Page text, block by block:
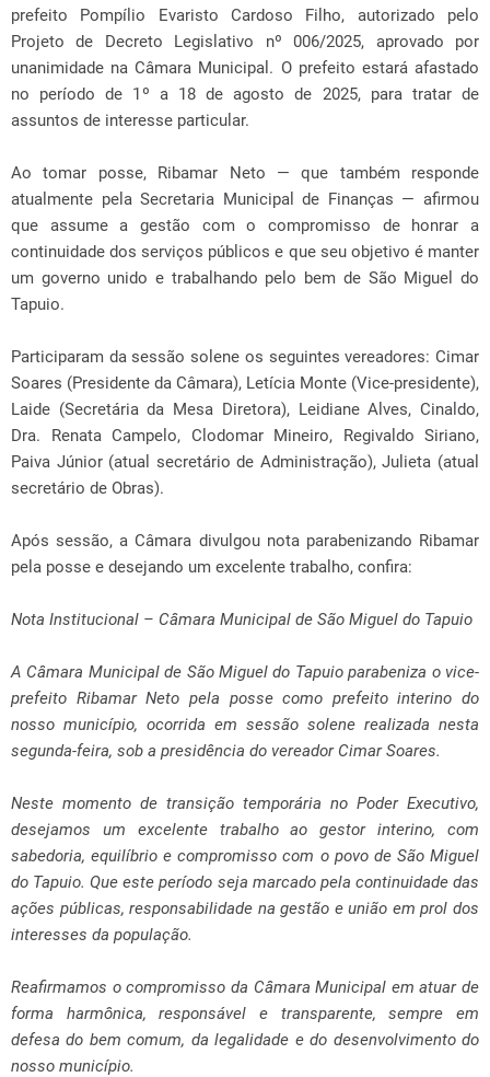
prefeito Pompílio Evaristo Cardoso Filho, autorizado pelo
Projeto de Decreto Legislativo nº 006/2025, aprovado por
unanimidade na Câmara Municipal. O prefeito estará afastado
no período de 1º a 18 de agosto de 2025, para tratar de
assuntos de interesse particular.
Ao tomar posse, Ribamar Neto — que também responde
atualmente pela Secretaria Municipal de Finanças — afirmou
que assume a gestão com o compromisso de honrar a
continuidade dos serviços públicos e que seu objetivo é manter
um governo unido e trabalhando pelo bem de São Miguel do
Tapuio.
Participaram da sessão solene os seguintes vereadores: Cimar
Soares (Presidente da Câmara), Letícia Monte (Vice-presidente),
Laide (Secretária da Mesa Diretora), Leidiane Alves, Cinaldo,
Dra. Renata Campelo, Clodomar Mineiro, Regivaldo Siriano,
Paiva Júnior (atual secretário de Administração), Julieta (atual
secretário de Obras).
Após sessão, a Câmara divulgou nota parabenizando Ribamar
pela posse e desejando um excelente trabalho, confira:
Nota Institucional – Câmara Municipal de São Miguel do Tapuio
A Câmara Municipal de São Miguel do Tapuio parabeniza o vice-
prefeito Ribamar Neto pela posse como prefeito interino do
nosso município, ocorrida em sessão solene realizada nesta
segunda-feira, sob a presidência do vereador Cimar Soares.
Neste momento de transição temporária no Poder Executivo,
desejamos um excelente trabalho ao gestor interino, com
sabedoria, equilíbrio e compromisso com o povo de São Miguel
do Tapuio. Que este período seja marcado pela continuidade das
ações públicas, responsabilidade na gestão e união em prol dos
interesses da população.
Reafirmamos o compromisso da Câmara Municipal em atuar de
forma harmônica, responsável e transparente, sempre em
defesa do bem comum, da legalidade e do desenvolvimento do
nosso município.